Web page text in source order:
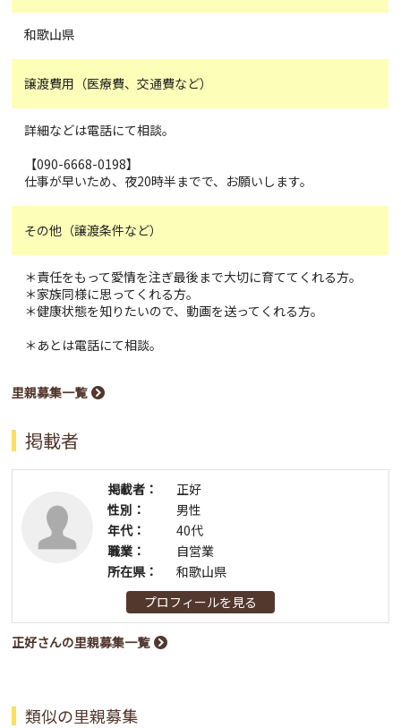
和歌山県
譲渡費用（医療費、交通費など）
詳細などは電話にて相談。
【090-6668-0198】
仕事が早いため、夜20時半までで、お願いします。
その他（譲渡条件など）
＊責任をもって愛情を注ぎ最後まで大切に育ててくれる方。
＊家族同様に思ってくれる方。
＊健康状態を知りたいので、動画を送ってくれる方。
＊あとは電話にて相談。
里親募集一覧
掲載者
掲載者：
正好
性別：
男性
年代：
40代
職業：
自営業
所在県：
和歌山県
プロフィールを見る
正好さんの里親募集一覧
類似の里親募集